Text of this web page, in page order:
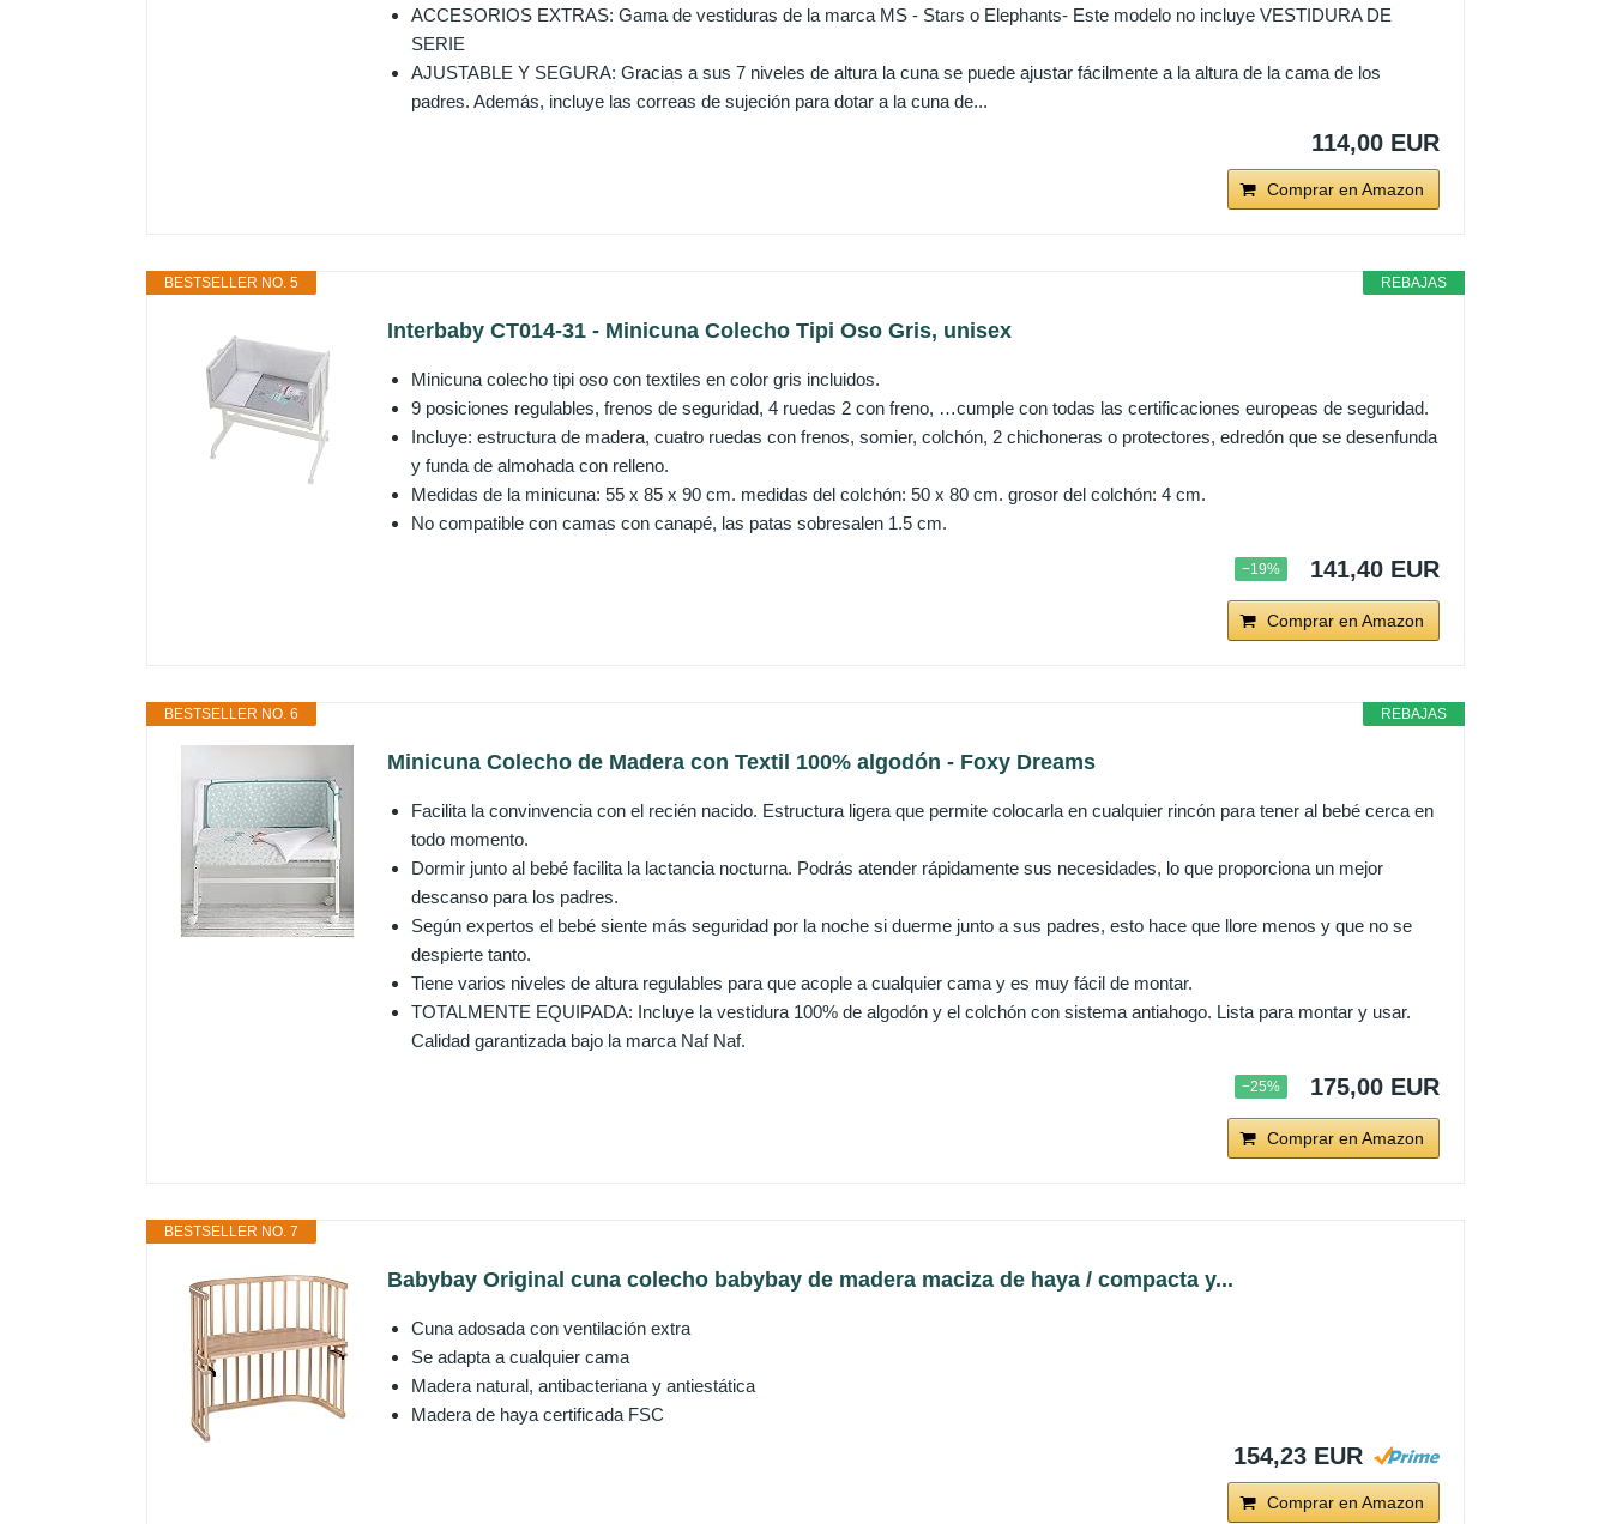
ACCESORIOS EXTRAS: Gama de vestiduras de la marca MS - Stars o Elephants- Este modelo no incluye VESTIDURA DE
SERIE
AJUSTABLE Y SEGURA: Gracias a sus 7 niveles de altura la cuna se puede ajustar fácilmente a la altura de la cama de los
padres. Además, incluye las correas de sujeción para dotar a la cuna de...
114,00 EUR
Comprar en Amazon
REBAJAS
BESTSELLER NO. 5
Interbaby CT014-31 - Minicuna Colecho Tipi Oso Gris, unisex
Minicuna colecho tipi oso con textiles en color gris incluidos.
9 posiciones regulables, frenos de seguridad, 4 ruedas 2 con freno, …cumple con todas las certificaciones europeas de seguridad.
Incluye: estructura de madera, cuatro ruedas con frenos, somier, colchón, 2 chichoneras o protectores, edredón que se desenfunda
y funda de almohada con relleno.
Medidas de la minicuna: 55 x 85 x 90 cm. medidas del colchón: 50 x 80 cm. grosor del colchón: 4 cm.
No compatible con camas con canapé, las patas sobresalen 1.5 cm.
−19% 141,40 EUR
Comprar en Amazon
REBAJAS
BESTSELLER NO. 6
Minicuna Colecho de Madera con Textil 100% algodón - Foxy Dreams
Facilita la convinvencia con el recién nacido. Estructura ligera que permite colocarla en cualquier rincón para tener al bebé cerca en
todo momento.
Dormir junto al bebé facilita la lactancia nocturna. Podrás atender rápidamente sus necesidades, lo que proporciona un mejor
descanso para los padres.
Según expertos el bebé siente más seguridad por la noche si duerme junto a sus padres, esto hace que llore menos y que no se
despierte tanto.
Tiene varios niveles de altura regulables para que acople a cualquier cama y es muy fácil de montar.
TOTALMENTE EQUIPADA: Incluye la vestidura 100% de algodón y el colchón con sistema antiahogo. Lista para montar y usar.
Calidad garantizada bajo la marca Naf Naf.
−25% 175,00 EUR
Comprar en Amazon
BESTSELLER NO. 7
Babybay Original cuna colecho babybay de madera maciza de haya / compacta y...
Cuna adosada con ventilación extra
Se adapta a cualquier cama
Madera natural, antibacteriana y antiestática
Madera de haya certificada FSC
154,23 EUR
Comprar en Amazon